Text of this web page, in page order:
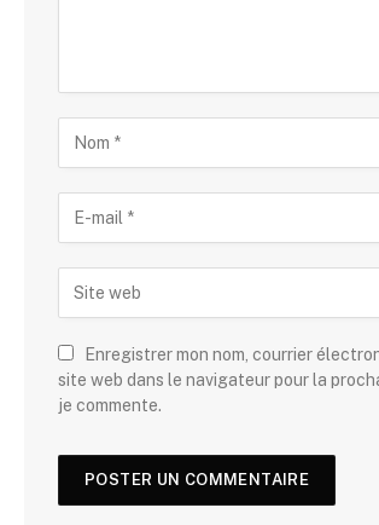
Enregistrer mon nom, courrier
site web dans le navigateur pour la
je commente.